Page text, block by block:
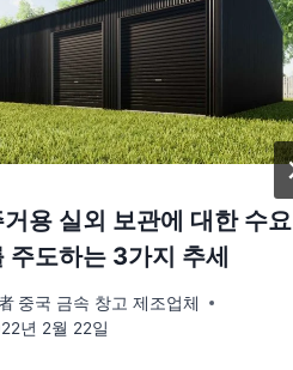
거용 실외 보관에 대한 수요
주도하는 3가지 추세
중국 금속 창고 제조업체
년 2월 22일